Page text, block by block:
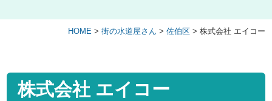
HOME > 街の水道屋さん > 佐伯区> 株式会社 エイコー
株式会社 エイコー